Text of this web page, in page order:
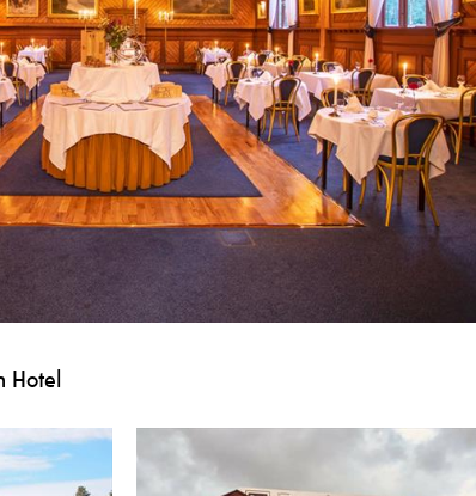
Hotel
og matopplevelser i fokus. Menyen er franskinspirert
råvarer.